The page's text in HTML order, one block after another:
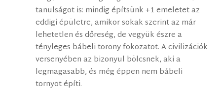
tanulságot is: mindig építsünk +1 emeletet az
eddigi épületre, amikor sokak szerint az már
lehetetlen és dőreség, de vegyük észre a
tényleges bábeli torony fokozatot. A civilizációk
versenyében az bizonyul bölcsnek, aki a
legmagasabb, és még éppen nem bábeli
tornyot építi.